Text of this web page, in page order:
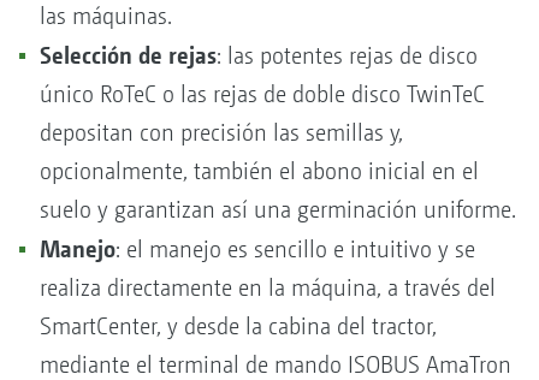
las máquinas.
Selección de rejas: las potentes rejas de disco
único RoTeC o las rejas de doble disco TwinTeC
depositan con precisión las semillas y,
opcionalmente, también el abono inicial en el
suelo y garantizan así una germinación uniforme.
Manejo: el manejo es sencillo e intuitivo y se
realiza directamente en la máquina, a través del
SmartCenter, y desde la cabina del tractor,
mediante el terminal de mando ISOBUS AmaTron